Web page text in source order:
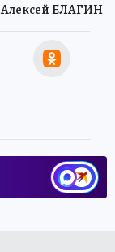
Алексей ЕЛАГИН